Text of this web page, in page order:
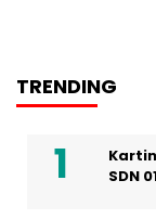
TRENDING
SDN